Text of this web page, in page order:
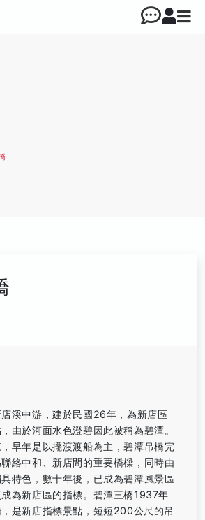
溪中游，建於民國26年，為新店區
由於河面水色澄碧因此被稱為碧潭。
早年是以擺渡渡船為主，碧潭吊橋完
絡中和、新店間的重要橋樑，同時由
特色，數十年後，已成為碧潭風景區
為新店區的指標。碧潭三橋1937年
是新店指標景點，短短200公尺的吊